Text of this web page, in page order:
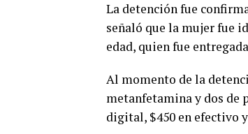
La detención fue
señaló que la mujer fue
edad, quien fue
Al momento de la
metanfetamina y dos de
digital, $450 en efectivo